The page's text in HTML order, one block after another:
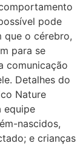
pode
que o cérebro,
para se
comunicação
Detalhes do
Nature
equipe
nascidos,
e crianças